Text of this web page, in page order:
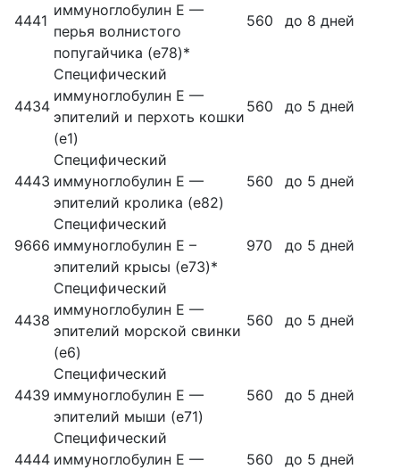
4441
иммуноглобулин Е —
перья волнистого
попугайчика (е78)*
560 до 8 дней
4434
Специфический
иммуноглобулин Е —
эпителий и перхоть кошки
(е1)
560 до 5 дней
4443
Специфический
иммуноглобулин Е —
эпителий кролика (е82)
560 до 5 дней
9666
Специфический
иммуноглобулин Е –
эпителий крысы (e73)*
970 до 5 дней
4438
Специфический
иммуноглобулин Е —
эпителий морской свинки
(е6)
560 до 5 дней
4439
Специфический
иммуноглобулин Е —
эпителий мыши (е71)
560 до 5 дней
4444
Специфический
иммуноглобулин Е —
560 до 5 дней